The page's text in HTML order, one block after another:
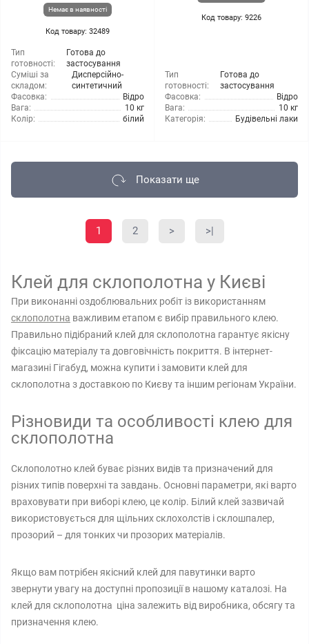
Немає в наявності
Код товару: 32489
Тип
готовності:
Готова до
застосування
Суміші за
складом:
Дисперсійно-
синтетичний
Фасовка:
Відро
Вага:
10 кг
Колір:
білий
Код товару: 9226
Тип
готовності:
Готова до
застосування
Фасовка:
Відро
Вага:
10 кг
Категорія:
Будівельні лаки
Показати ще
1 2 > >|
Клей для склополотна у Києві
При виконанні оздоблювальних робіт із використанням
склополотна важливим етапом є вибір правильного клею.
Правильно підібраний клей для склополотна гарантує якісну
фіксацію матеріалу та довговічність покриття. В інтернет-
магазині Гігабуд, можна купити і замовити клей для
склополотна з доставкою по Києву та іншим регіонам України.
Різновиди та особливості клею для
склополотна
Склополотно клей буває різних видів та призначений для
різних типів поверхні та завдань. Основні параметри, які варто
враховувати при виборі клею, це колір. Білий клей зазвичай
використовується для щільних склохолстів і склошпалер,
прозорий – для тонких чи прозорих матеріалів.
Якщо вам потрібен якісний клей для павутинки варто
звернути увагу на доступні пропозиції в нашому каталозі. На
клей для склополотна ціна залежить від виробника, обсягу та
призначення клею.